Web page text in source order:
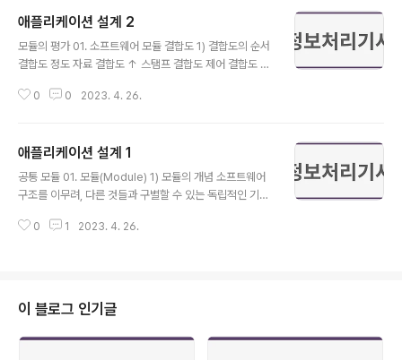
애플리케이션 설계 2
모듈의 평가 01. 소프트웨어 모듈 결합도 1) 결합도의 순서
결합도 정도 자료 결합도 ↑ 스탬프 결합도 제어 결합도 외
a Coupling) 두 모듈 간의 인터페이스가 자료 요소만으로
다른 모듈을 호출할 때 넘겨주는 변수를 실인수, 넘겨받는
변수를 가인수라고 함 자료 결합은 이 두 개의 변수가 같은
기억 장소를 공유하지 않기 때문에 결합력이 매우 약함 공
문에 결합력이 매우 높음 결합된 모듈로 단일 파일 또는 동
0 0 2023. 4. 26.
애플리케이션 설계 1
공통 모듈 01. 모듈(Module) 1) 모듈의 개념 소프트웨어
구조를 이무려, 다른 것들과 구별할 수 있는 독립적인 기능
위한 명령어들의 집합 서로 모여 하나의 완전한 프로그램
를 모듈로 규정 프로그램이 효율적으로 개발, 관리될 수 있
도록 시스템을 분해하고 추상화하여 소프트웨어 제품의 성
능을 향상시키거나 시스템의 수정 및 재사용, 유지 관리를
0 1 2023. 4. 26.
이 블로그 인기글